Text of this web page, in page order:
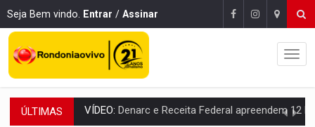
Seja Bem vindo. Entrar / Assinar
ÚLTIMAS OPERAÇÃO DA PC:Membros do CV são presos com armas e drogas após